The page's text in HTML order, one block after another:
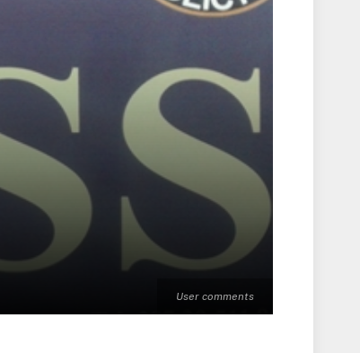
User comments